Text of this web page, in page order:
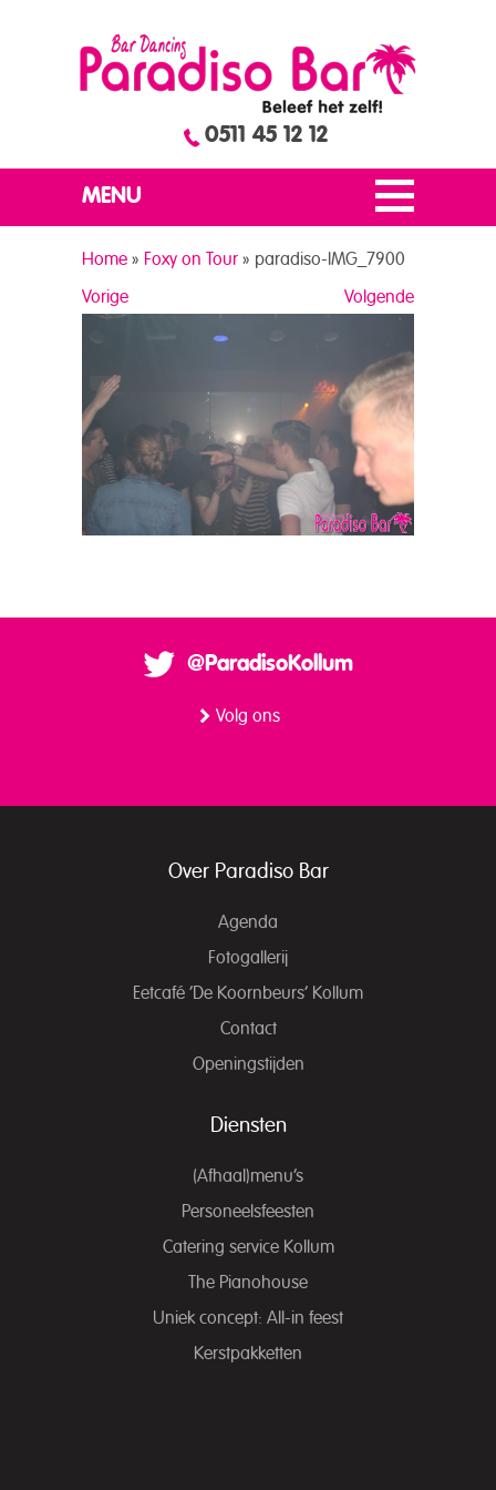
0511 45 12 12
MENU
Home » Foxy on Tour » paradiso-IMG_7900
Volgende
Vorige
@ParadisoKollum
Volg ons
Over Paradiso Bar
Agenda
Fotogallerij
Eetcafé ‘De Koornbeurs’ Kollum
Contact
Openingstijden
Diensten
(Afhaal)menu’s
Personeelsfeesten
Catering service Kollum
The Pianohouse
Uniek concept: All-in feest
Kerstpakketten